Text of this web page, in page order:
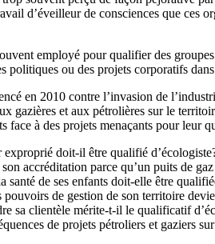
d’éveilleur de consciences que ces
employé pour qualifier des
politiques ou des projets corporatifs
en 2010 contre l’invasion de
gazières et aux pétrolières sur le
face à des projets menaçants pour leur
doit-il être qualifié
accréditation parce qu’un puits de
de ses enfants doit-elle être
de gestion de son territoire
sa clientèle mérite-t-il le qualificatif
de projets pétroliers et gaziers